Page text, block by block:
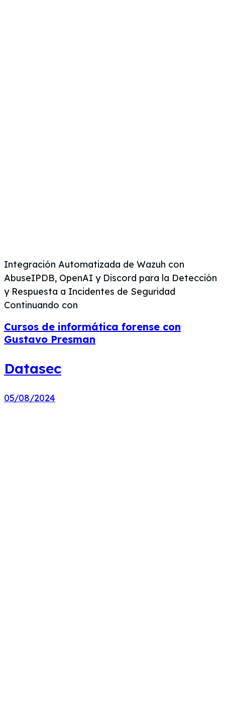
Integración Automatizada de Wazuh con
AbuseIPDB, OpenAI y Discord para la Detección
y Respuesta a Incidentes de Seguridad
Continuando con
Cursos de informática forense con
Gustavo Presman
Datasec
05/08/2024